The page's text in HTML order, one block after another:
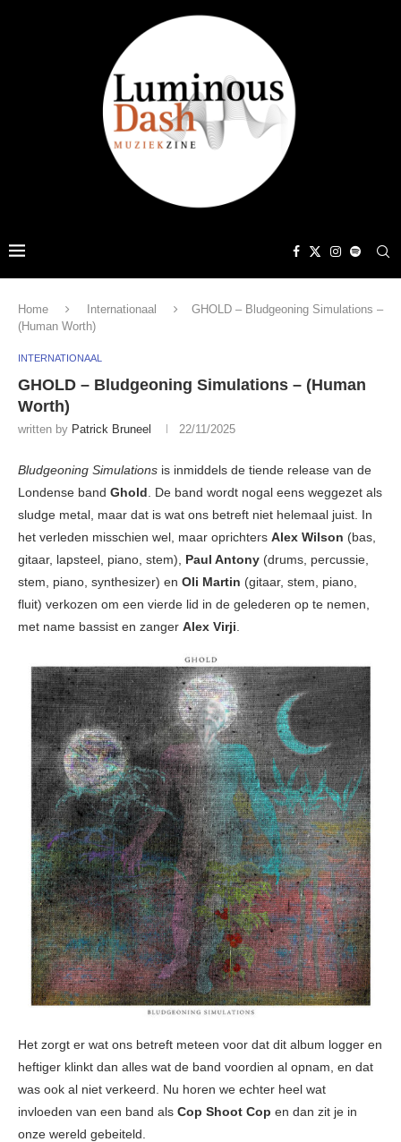
Home Internationaal
GHOLD – Bludgeoning Simulations –
(Human Worth)
INTERNATIONAAL
GHOLD – Bludgeoning Simulations – (Human
Worth)
written by Patrick Bruneel 22/11/2025
Bludgeoning Simulations is inmiddels de tiende release van de
Londense band Ghold. De band wordt nogal eens weggezet als
sludge metal, maar dat is wat ons betreft niet helemaal juist. In
het verleden misschien wel, maar oprichters Alex Wilson (bas,
gitaar, lapsteel, piano, stem), Paul Antony (drums, percussie,
stem, piano, synthesizer) en Oli Martin (gitaar, stem, piano,
fluit) verkozen om een vierde lid in de gelederen op te nemen,
met name bassist en zanger Alex Virji.
Het zorgt er wat ons betreft meteen voor dat dit album logger en
heftiger klinkt dan alles wat de band voordien al opnam, en dat
was ook al niet verkeerd. Nu horen we echter heel wat
invloeden van een band als Cop Shoot Cop en dan zit je in
onze wereld gebeiteld.